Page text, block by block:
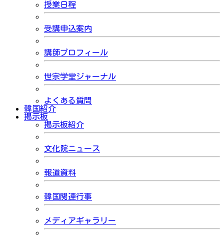
授業日程
受講申込案内
講師プロフィール
世宗学堂ジャーナル
よくある質問
韓国紹介
掲示板
掲示板紹介
文化院ニュース
報道資料
韓国関連行事
メディアギャラリー